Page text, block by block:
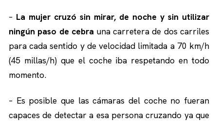
– La mujer cruzó sin mirar, de noche y sin utilizar
ningún paso de cebra una carretera de dos carriles
para cada sentido y de velocidad limitada a 70 km/h
(45 millas/h) que el coche iba respetando en todo
momento.
– Es posible que las cámaras del coche no fueran
capaces de detectar a esa persona cruzando ya que